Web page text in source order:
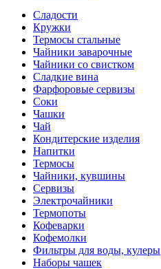
Сладости
Кружки
Термосы стальные
Чайники заварочные
Чайники со свистком
Сладкие вина
Фарфоровые сервизы
Соки
Чашки
Чай
Кондитерские изделия
Напитки
Термосы
Чайники, кувшины
Сервизы
Электрочайники
Термопоты
Кофеварки
Кофемолки
Фильтры для воды, кулеры
Наборы чашек